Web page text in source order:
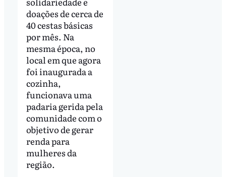
doações de cerca de
40 cestas básicas
por mês. Na
mesma época, no
local em que agora
foi inaugurada a
cozinha,
funcionava uma
padaria gerida pela
comunidade com o
objetivo de gerar
renda para
mulheres da
região.